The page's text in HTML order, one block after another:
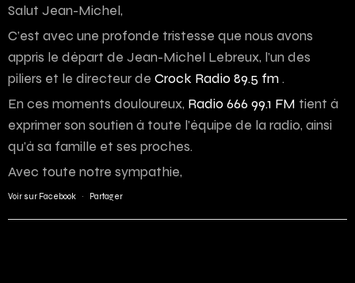
Salut Jean-Michel,
C’est avec une profonde tristesse que nous avons
appris le départ de Jean-Michel Lebreux, l’un des
piliers et le directeur de Crock Radio 89.5 fm .
En ces moments douloureux, Radio 666 99.1 FM tient à
exprimer son soutien à toute l’équipe de la radio, ainsi
qu’à sa famille et ses proches.
Avec toute notre sympathie,
Voir sur Facebook · Partager